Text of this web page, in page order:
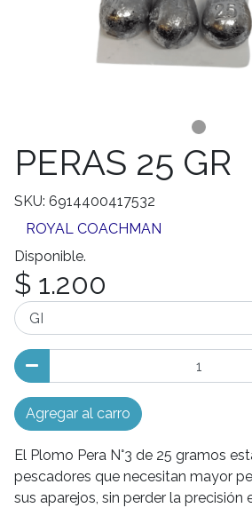
PERAS 25 GR
SKU: 6914400417532
ROYAL COACHMAN
Disponible.
$ 1.200
Agregar al carro
El Plomo Pera N°3 de 25 gramos
pescadores que necesitan mayor
sus aparejos, sin perder la precisión